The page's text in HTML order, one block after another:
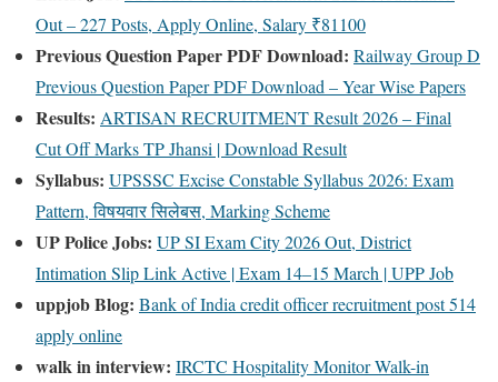
Out – 227 Posts, Apply Online, Salary ₹81100
Previous Question Paper PDF Download: Railway Group D
Previous Question Paper PDF Download – Year Wise Papers
Results: ARTISAN RECRUITMENT Result 2026 – Final
Cut Off Marks TP Jhansi | Download Result
Syllabus: UPSSSC Excise Constable Syllabus 2026: Exam
Pattern, विषयवार सिलेबस, Marking Scheme
UP Police Jobs: UP SI Exam City 2026 Out, District
Intimation Slip Link Active | Exam 14–15 March | UPP Job
uppjob Blog: Bank of India credit officer recruitment post 514
apply online
walk in interview: IRCTC Hospitality Monitor Walk-in